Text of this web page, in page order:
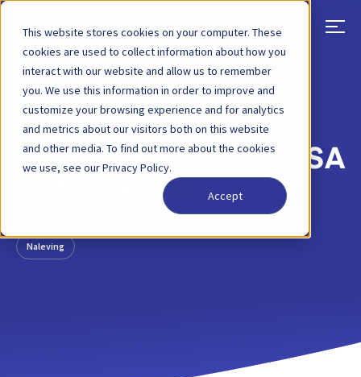
This website stores cookies on your computer. These
cookies are used to collect information about how you
interact with our website and allow us to remember
you. We use this information in order to improve and
customize your browsing experience and for analytics
and metrics about our visitors both on this website
and other media. To find out more about the cookies
we use, see our Privacy Policy.
Accept
TERUG BLOGBERICHT 29 APRIL 2026
Qvalia wordt
opgenomen in het CSA
STAR-register
Naleving